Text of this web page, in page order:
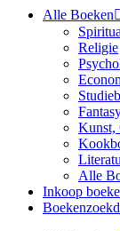
Alle Boeken
Religie
Kunst,
Alle
Inkoop